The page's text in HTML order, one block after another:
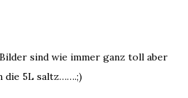
sind wie immer ganz toll aber
die 5L saltz…….;)